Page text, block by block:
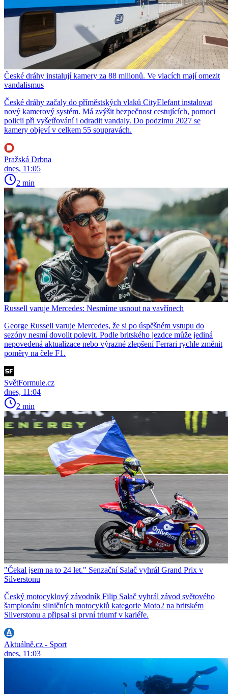
České dráhy instalují kamery za 88 milionů. Ve vlacích mají omezit
vandalismus
České dráhy začaly do příměstských vlaků CityElefant instalovat
nový kamerový systém. Má zvýšit bezpečnost cestujících, pomoci
policii při vyšetřování i odradit vandaly. Do podzimu 2027 se
kamery objeví v celkem 55 soupravách.
Pražská Drbna
dnes, 11:05
2 min
Russell varuje Mercedes: Nesmíme usnout na vavřínech
George Russell varuje Mercedes, že si po úspěšném vstupu do
sezóny nesmí dovolit polevit. Podle britského jezdce může jediná
nepovedená aktualizace nebo výrazné zlepšení Ferrari rychle změnit
poměry na čele F1.
SvětFormule.cz
dnes, 11:04
2 min
"Čekal jsem na to 24 let." Senzační Salač vyhrál Grand Prix v
Silverstonu
Český motocyklový závodník Filip Salač vyhrál závod světového
šampionátu silničních motocyklů kategorie Moto2 na britském
Silverstonu a připsal si první triumf v kariéře.
Aktuálně.cz - Sport
dnes, 11:03